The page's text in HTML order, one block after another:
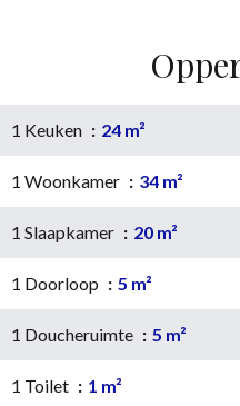
1 Keuken 24 m²
1 Woonkamer 34 m²
1 Slaapkamer 20 m²
1 Doorloop 5 m²
1 Doucheruimte 5 m²
1 Toilet 1 m²